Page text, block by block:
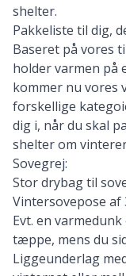
shelter.
Pakkeliste til dig,
Baseret på vores
holder varmen på
kommer nu vores
forskellige
dig i, når du skal
shelter om
Sovegrej:
Stor drybag til
Vintersovepose
Evt. en
tæppe, mens du
Liggeunderlag